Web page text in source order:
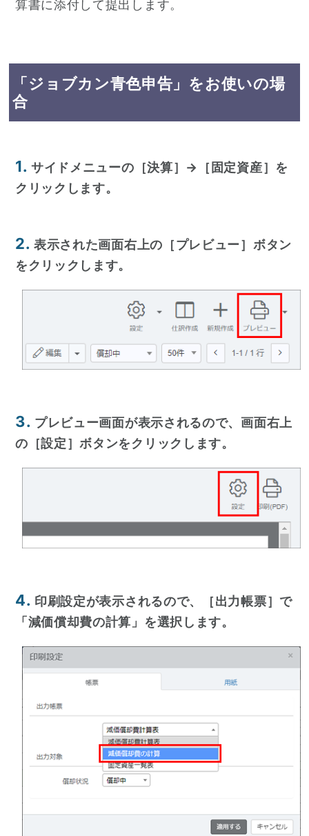
算書に添付して提出します。
「ジョブカン青色申告」をお使いの場
合
1. サイドメニューの［決算］→［固定資産］を
クリックします。
2. 表示された画面右上の［プレビュー］ボタン
をクリックします。
3. プレビュー画面が表示されるので、画面右上
の［設定］ボタンをクリックします。
4. 印刷設定が表示されるので、［出力帳票］で
「減価償却費の計算」を選択します。